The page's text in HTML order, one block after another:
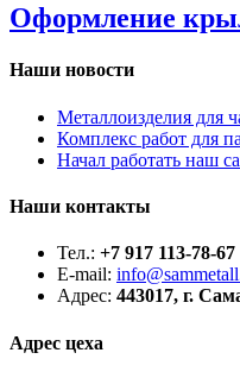
Оформление
Наши новости
Металлоизделия для
Комплекс работ для
Начал работать наш
Наши контакты
Тел.: +7 917 113-78-67
E-mail:
Адрес: 443017, г.
Адрес цеха